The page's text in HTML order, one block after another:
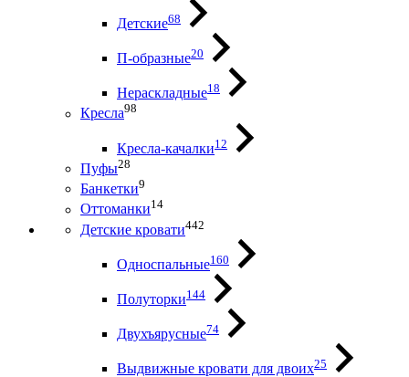
Детские68
П-образные20
Нераскладные18
Кресла98
Кресла-качалки12
Пуфы28
Банкетки9
Оттоманки14
Детские кровати442
Односпальные160
Полуторки144
Двухъярусные74
Выдвижные кровати для двоих25